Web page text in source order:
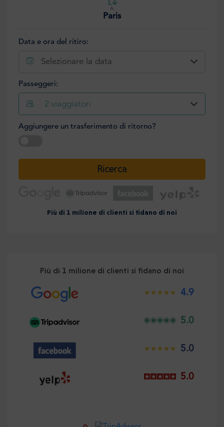
A
Paris
Data e ora del ritiro:
Selezionare la data
Passeggeri:
2 viaggiatori
Aggiungere un trasferimento di ritorno?
Ricerca
Più di 1 milione di clienti si fidano di noi
Più di 1 milione di clienti si fidano di noi
4.9
5.0
5.0
5.0